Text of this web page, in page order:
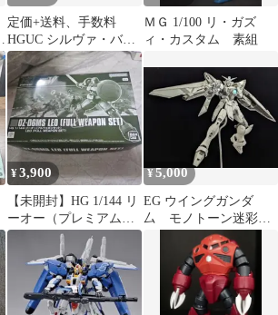
定価+送料、手数料
HGUC シルヴァ・バレ
ト、ゲルググJ (イェー
ガー)セット
ＭＧ 1/100 リ・ガズ
ィ・カスタム 素組
¥3,900
【未開封】HG 1/144 リ
ーオー（プレミアムバ
ンダイ限定仕様）
¥5,000
EG ウイングガンダ
厶 モノトーン迷彩塗
装済完成品